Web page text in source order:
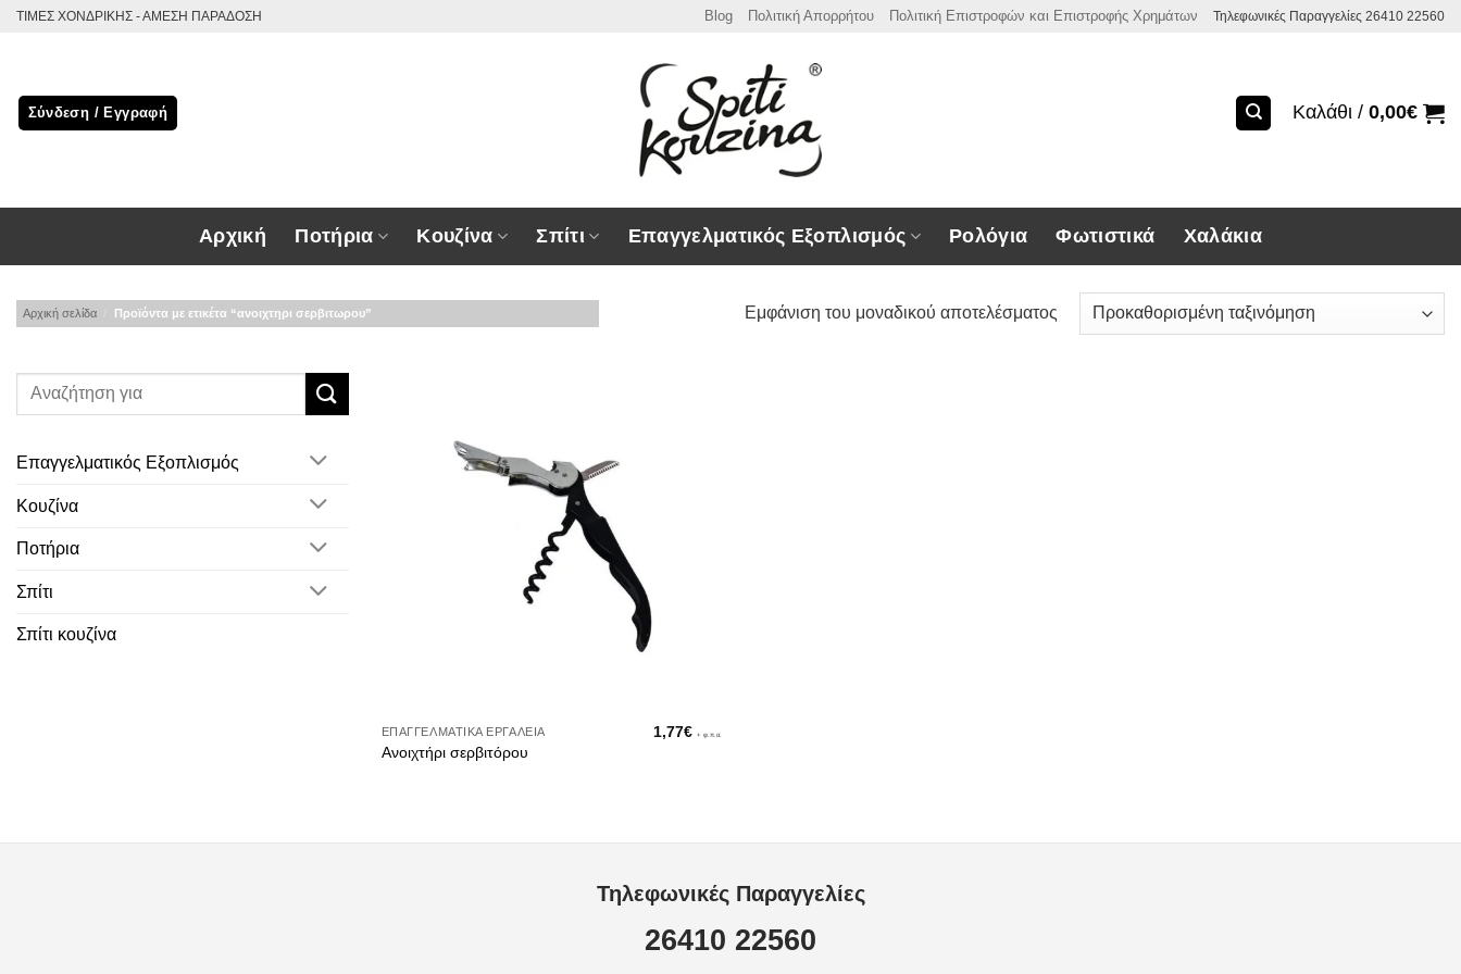
Μετάβαση
ΤΙΜΕΣ ΧΟΝΔΡΙΚΗΣ - ΑΜΕΣΗ ΠΑΡΑΔΟΣΗ Blog Πολιτική Απορρήτου Πολιτική Επιστροφών και Επιστροφής Χρημάτων Τηλεφωνικές Παραγγελίες 26410 22560
Σύνδεση / Εγγραφή Καλάθι / 0,00€
Αρχική Ποτήρια Κουζίνα Σπίτι Επαγγελματικός Εξοπλισμός Ρολόγια Φωτιστικά Χαλάκια
Αρχική σελίδα Προϊόντα με ετικέτα “ανοιχτηρι σερβιτωρου” Εμφάνιση του μοναδικού αποτελέσματος
Επαγγελματικός Εξοπλισμός
Κουζίνα
Ποτήρια
Σπίτι
Σπίτι κουζίνα
ΕΠΑΓΓΕΛΜΑΤΙΚΆ ΕΡΓΑΛΕΊΑ
Ανοιχτήρι σερβιτόρου
1,77€ + φ.π.α.
Τηλεφωνικές Παραγγελίες
26410 22560